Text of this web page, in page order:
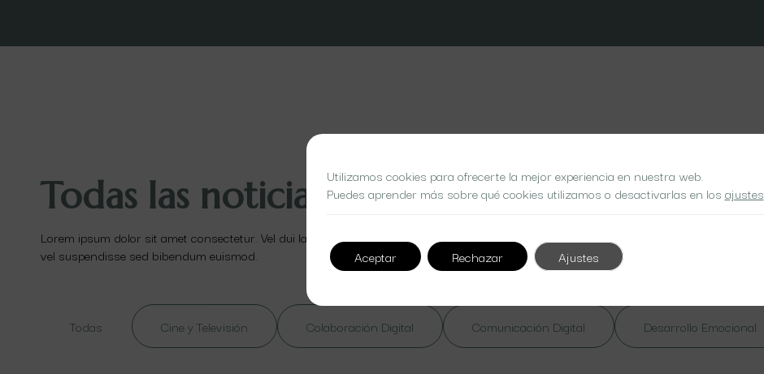
Todas las noticias
Lorem ipsum dolor sit amet consectetur. Vel dui lacinia id ut at nibh. Nulla lorem massa
vel suspendisse sed bibendum euismod.
Todas Cine y Televisión Colaboración Digital Comunicación Digital Desarrollo Emocional
Utilizamos cookies para ofrecerte la mejor experiencia en nuestra web.
Puedes aprender más sobre qué cookies utilizamos o desactivarlas en los ajustes
Aceptar Rechazar Ajustes